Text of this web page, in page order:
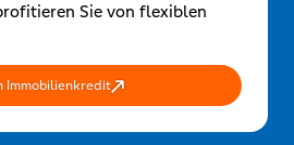
Sie von flexiblen
Immobilienkredit